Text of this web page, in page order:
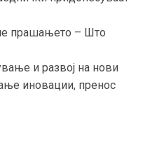
прашањето – Што
и развој на нови
иновации, пренос